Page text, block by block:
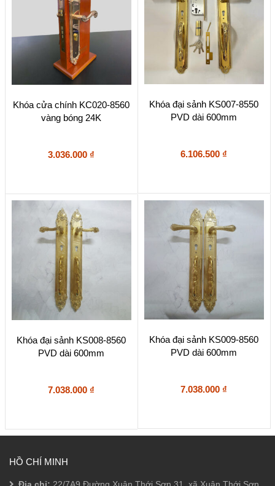
Khóa cửa chính KC020-8560
vàng bóng 24K
3.036.000 ₫
Khóa đại sảnh KS007-8550
PVD dài 600mm
6.106.500 ₫
Khóa đại sảnh KS008-8560
PVD dài 600mm
7.038.000 ₫
Khóa đại sảnh KS009-8560
PVD dài 600mm
7.038.000 ₫
HỒ CHÍ MINH